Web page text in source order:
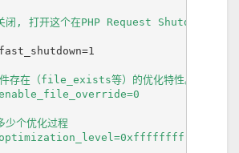
闭, 打开这个在PHP Request Shutdown的时
存在（file_exists等）的优化特性。
少个优化过程